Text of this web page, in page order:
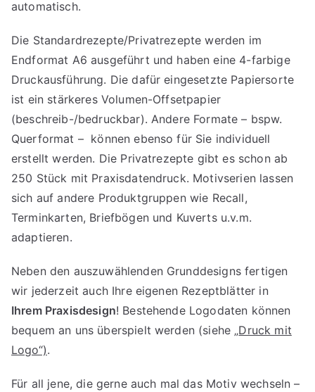
automatisch.
Die Standardrezepte/Privatrezepte werden im
Endformat A6 ausgeführt und haben eine 4-farbige
Druckausführung. Die dafür eingesetzte Papiersorte
ist ein stärkeres Volumen-Offsetpapier
(beschreib-/bedruckbar). Andere Formate – bspw.
Querformat – können ebenso für Sie individuell
erstellt werden. Die Privatrezepte gibt es schon ab
250 Stück mit Praxisdatendruck. Motivserien lassen
sich auf andere Produktgruppen wie Recall,
Terminkarten, Briefbögen und Kuverts u.v.m.
adaptieren.
Neben den auszuwählenden Grunddesigns fertigen
wir jederzeit auch Ihre eigenen Rezeptblätter in
Ihrem Praxisdesign! Bestehende Logodaten können
bequem an uns überspielt werden (siehe „Druck mit
Logo“).
Für all jene, die gerne auch mal das Motiv wechseln –